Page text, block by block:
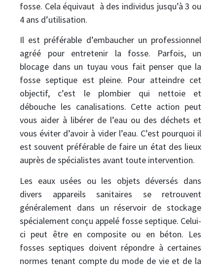
fosse. Cela équivaut à des individus jusqu’à 3 ou
4 ans d’utilisation.
Il est préférable d’embaucher un professionnel
agréé pour entretenir la fosse. Parfois, un
blocage dans un tuyau vous fait penser que la
fosse septique est pleine. Pour atteindre cet
objectif, c’est le plombier qui nettoie et
débouche les canalisations. Cette action peut
vous aider à libérer de l’eau ou des déchets et
vous éviter d’avoir à vider l’eau. C’est pourquoi il
est souvent préférable de faire un état des lieux
auprès de spécialistes avant toute intervention.
Les eaux usées ou les objets déversés dans
divers appareils sanitaires se retrouvent
généralement dans un réservoir de stockage
spécialement conçu appelé fosse septique. Celui-
ci peut être en composite ou en béton. Les
fosses septiques doivent répondre à certaines
normes tenant compte du mode de vie et de la